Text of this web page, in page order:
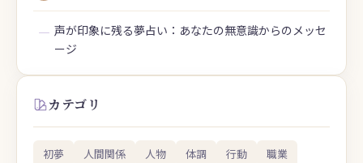
― 声が印象に残る夢占い：あなたの無意識からのメッセ
ージ
カテゴリ
初夢 人間関係 人物 体調 行動
職業